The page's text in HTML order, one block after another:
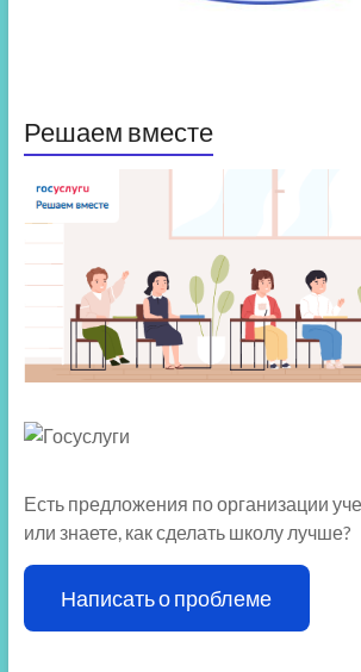
Решаем вместе
Есть предложения по организации
или знаете, как сделать школу лучше?
Написать о проблеме